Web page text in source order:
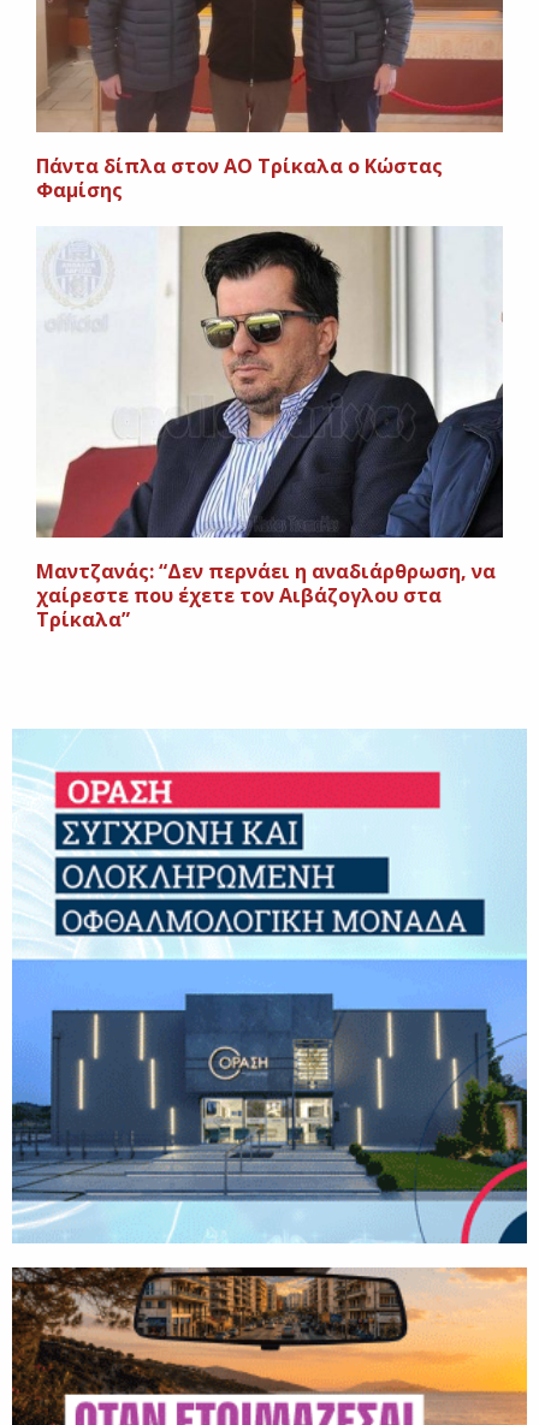
Πάντα δίπλα στον ΑΟ Τρίκαλα ο Κώστας
Φαμίσης
Μαντζανάς: “Δεν περνάει η αναδιάρθρωση, να
χαίρεστε που έχετε τον Αιβάζογλου στα
Τρίκαλα”